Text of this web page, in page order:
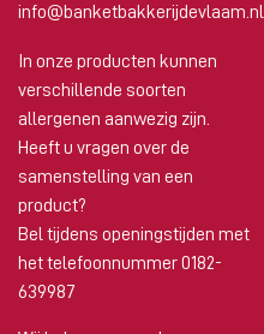
info@banketbakkerijdevlaam.nl
In onze producten kunnen
verschillende soorten
allergenen aanwezig zijn.
Heeft u vragen over de
samenstelling van een
product?
Bel tijdens openingstijden met
het telefoonnummer 0182-
639987